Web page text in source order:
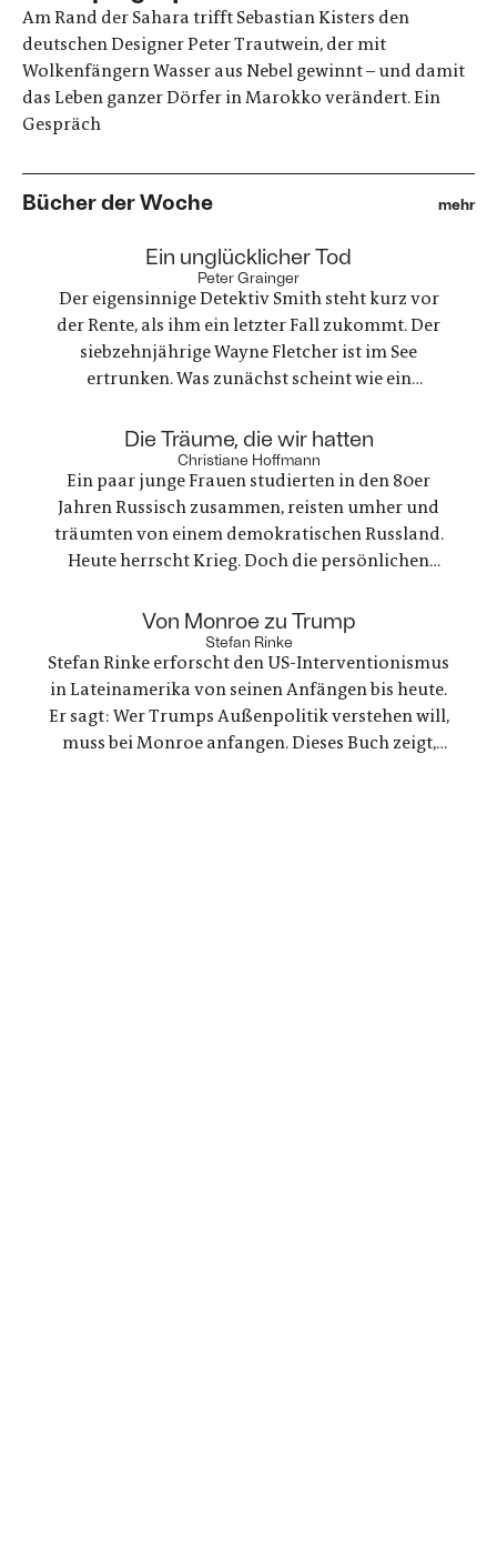
Am Rand der Sahara trifft Sebastian Kisters den
deutschen Designer Peter Trautwein, der mit
Wolkenfängern Wasser aus Nebel gewinnt – und damit
das Leben ganzer Dörfer in Marokko verändert. Ein
Gespräch
Bücher der Woche mehr
Ein unglücklicher Tod
Peter Grainger
Der eigensinnige Detektiv Smith steht kurz vor
der Rente, als ihm ein letzter Fall zukommt. Der
siebzehnjährige Wayne Fletcher ist im See
ertrunken. Was zunächst scheint wie ein
anderes heraus. Es geht um nichts weniger als die
große Frage nach Gerechtigkeit. Eine
nervenaufreibende Ermittlung beginnt
Die Träume, die wir hatten
Christiane Hoffmann
Ein paar junge Frauen studierten in den 80er
Jahren Russisch zusammen, reisten umher und
träumten von einem demokratischen Russland.
Heute herrscht Krieg. Doch die persönlichen
gerade als eine der Frauen stirbt. Ein Buch über
Trauer und Hoffnung in deutsch-ukranisch-
russischen Beziehungen
Von Monroe zu Trump
Stefan Rinke
Stefan Rinke erforscht den US-Interventionismus
in Lateinamerika von seinen Anfängen bis heute.
Er sagt: Wer Trumps Außenpolitik verstehen will,
muss bei Monroe anfangen. Dieses Buch zeigt,